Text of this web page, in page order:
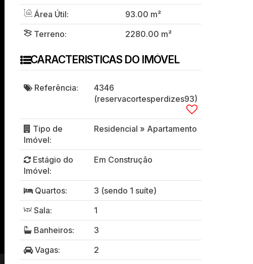
Área Útil:
93.00 m²
Terreno:
2280.00 m²
CARACTERISTICAS DO IMÓVEL
Referência:
4346
(reservacortesperdizes93)
Tipo de
Imóvel:
Residencial » Apartamento
Estágio do
Imóvel:
Em Construção
Quartos:
3 (sendo 1 suíte)
Sala:
1
Banheiros:
3
Vagas:
2